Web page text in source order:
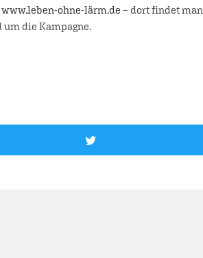
www.leben-ohne-lärm.de – dort findet man
die Kampagne.